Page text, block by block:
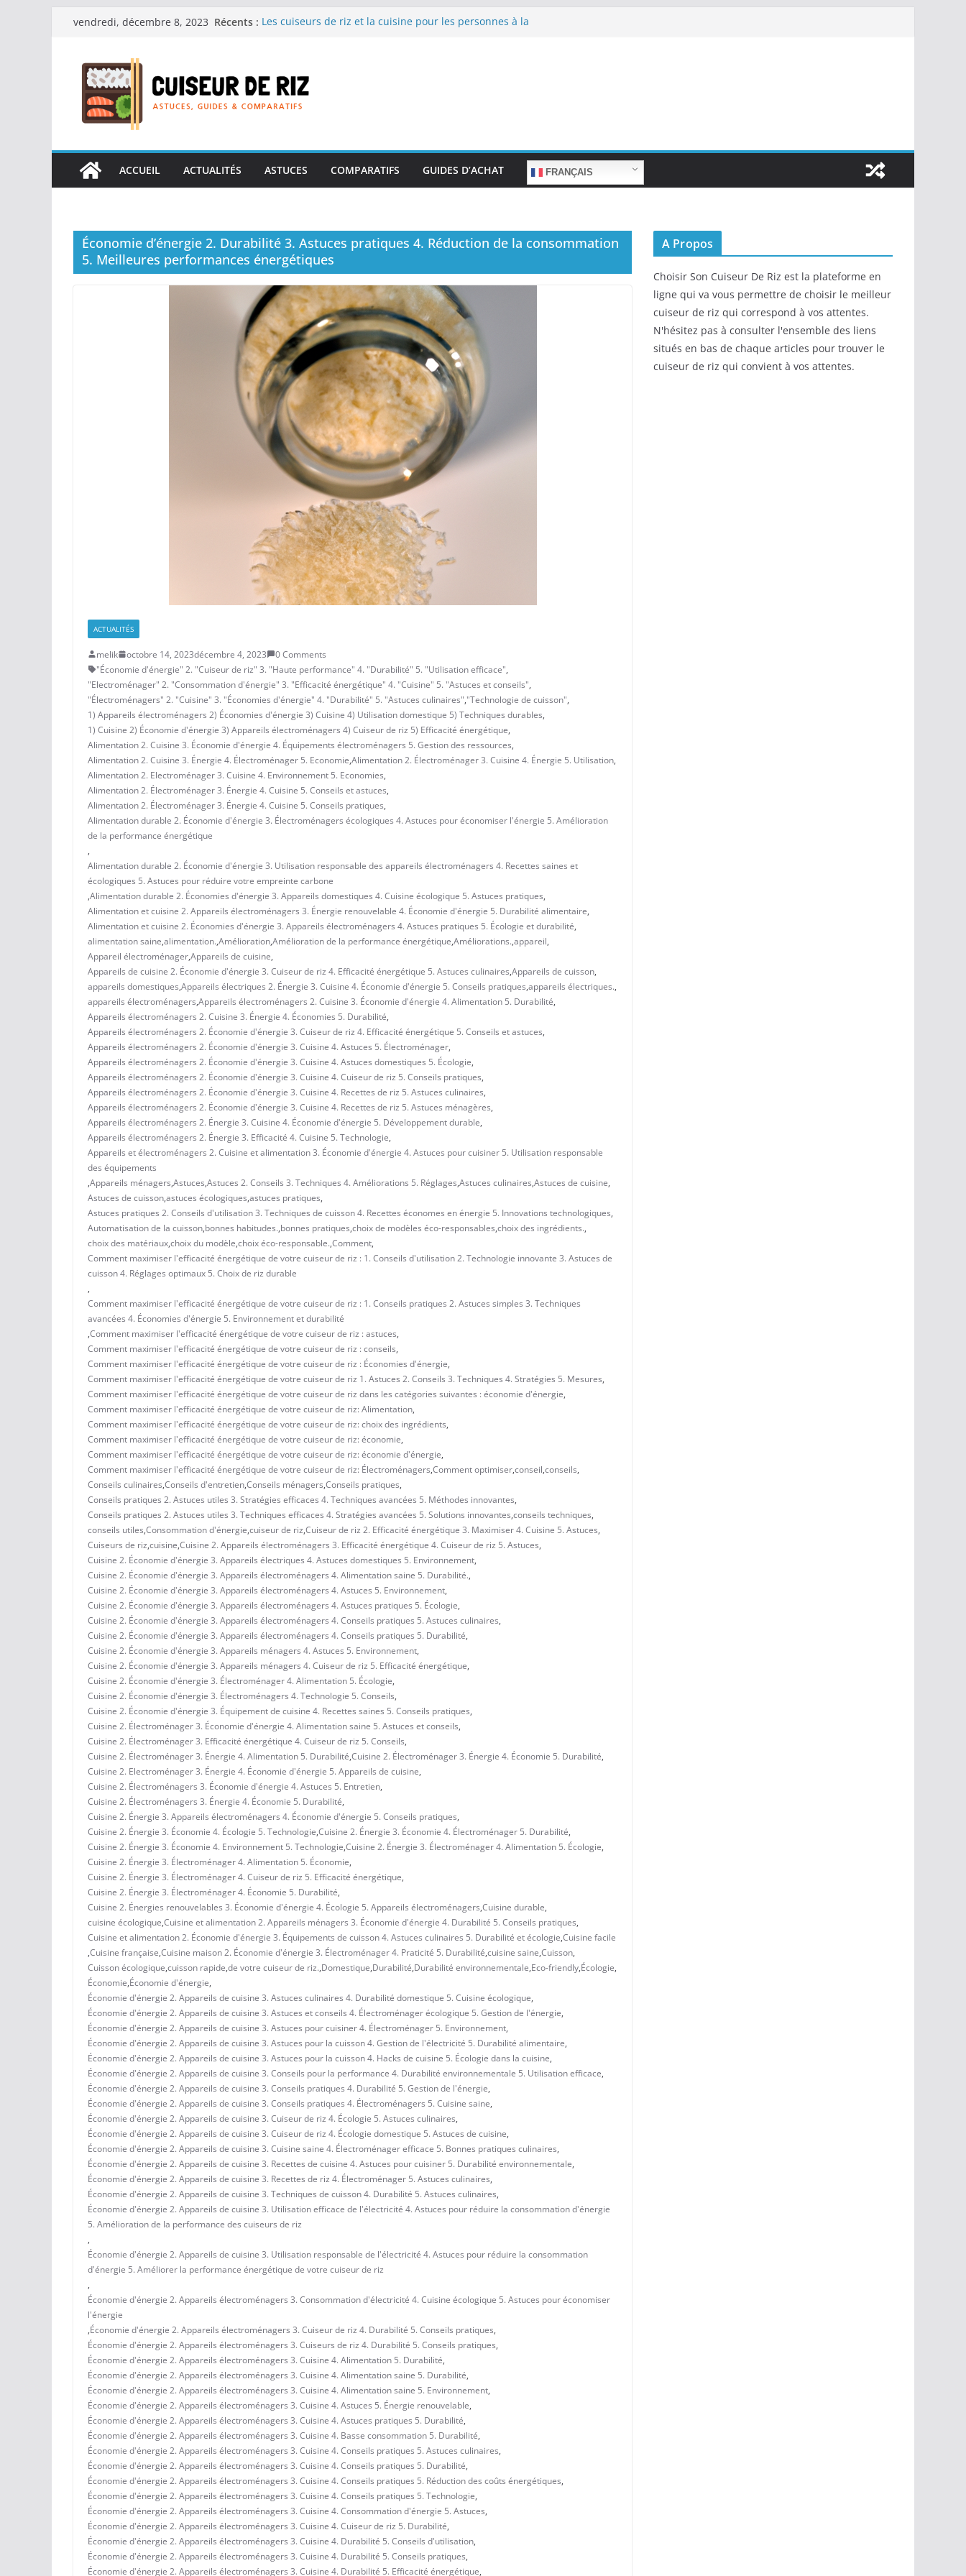
Passervendredi, décembre 8, 2023 Récents : Les cuiseurs de riz et la cuisine pour les personnes à la
Les cuiseurs de riz pour les familles nombreuses : Cuisson
en grande quantité.
Les cuiseurs de riz et la préparation de plats pour les
réconfortants.
ACCUEIL
ACTUALITÉS ASTUCES COMPARATIFS GUIDES D’ACHAT FRANÇAIS
Économie d’énergie 2. Durabilité 3. Astuces pratiques 4. Réduction de la consommation
5. Meilleures performances énergétiques
ACTUALITÉS
melik octobre 14, 2023décembre 4, 2023
0 Comments
"Économie d'énergie" 2. "Cuiseur de riz" 3. "Haute performance" 4. "Durabilité" 5. "Utilisation efficace",
"Electroménager" 2. "Consommation d'énergie" 3. "Efficacité énergétique" 4. "Cuisine" 5. "Astuces et conseils",
"Électroménagers" 2. "Cuisine" 3. "Économies d'énergie" 4. "Durabilité" 5. "Astuces culinaires","Technologie de cuisson",
1) Appareils électroménagers 2) Économies d'énergie 3) Cuisine 4) Utilisation domestique 5) Techniques durables,
1) Cuisine 2) Économie d'énergie 3) Appareils électroménagers 4) Cuiseur de riz 5) Efficacité énergétique,
Alimentation 2. Cuisine 3. Économie d'énergie 4. Équipements électroménagers 5. Gestion des ressources,
Alimentation 2. Cuisine 3. Énergie 4. Électroménager 5. Economie,Alimentation 2. Électroménager 3. Cuisine 4. Énergie 5. Utilisation,
Alimentation 2. Electroménager 3. Cuisine 4. Environnement 5. Economies,
Alimentation 2. Électroménager 3. Énergie 4. Cuisine 5. Conseils et astuces,
Alimentation 2. Électroménager 3. Énergie 4. Cuisine 5. Conseils pratiques,
Alimentation durable 2. Économie d'énergie 3. Électroménagers écologiques 4. Astuces pour économiser l'énergie 5. Amélioration
de la performance énergétique
,
Alimentation durable 2. Économie d'énergie 3. Utilisation responsable des appareils électroménagers 4. Recettes saines et
écologiques 5. Astuces pour réduire votre empreinte carbone
,Alimentation durable 2. Économies d'énergie 3. Appareils domestiques 4. Cuisine écologique 5. Astuces pratiques,
Alimentation et cuisine 2. Appareils électroménagers 3. Énergie renouvelable 4. Économie d'énergie 5. Durabilité alimentaire,
Alimentation et cuisine 2. Économies d'énergie 3. Appareils électroménagers 4. Astuces pratiques 5. Écologie et durabilité,
alimentation saine,alimentation.,Amélioration,Amélioration de la performance énergétique,Améliorations.,appareil,
Appareil électroménager,Appareils de cuisine,
Appareils de cuisine 2. Économie d'énergie 3. Cuiseur de riz 4. Efficacité énergétique 5. Astuces culinaires,Appareils de cuisson,
appareils domestiques,Appareils électriques 2. Énergie 3. Cuisine 4. Économie d'énergie 5. Conseils pratiques,appareils électriques.,
appareils électroménagers,Appareils électroménagers 2. Cuisine 3. Économie d'énergie 4. Alimentation 5. Durabilité,
Appareils électroménagers 2. Cuisine 3. Énergie 4. Économies 5. Durabilité,
Appareils électroménagers 2. Économie d'énergie 3. Cuiseur de riz 4. Efficacité énergétique 5. Conseils et astuces,
Appareils électroménagers 2. Économie d'énergie 3. Cuisine 4. Astuces 5. Électroménager,
Appareils électroménagers 2. Économie d'énergie 3. Cuisine 4. Astuces domestiques 5. Écologie,
Appareils électroménagers 2. Économie d'énergie 3. Cuisine 4. Cuiseur de riz 5. Conseils pratiques,
Appareils électroménagers 2. Économie d'énergie 3. Cuisine 4. Recettes de riz 5. Astuces culinaires,
Appareils électroménagers 2. Économie d'énergie 3. Cuisine 4. Recettes de riz 5. Astuces ménagères,
Appareils électroménagers 2. Énergie 3. Cuisine 4. Économie d'énergie 5. Développement durable,
Appareils électroménagers 2. Énergie 3. Efficacité 4. Cuisine 5. Technologie,
Appareils et électroménagers 2. Cuisine et alimentation 3. Économie d'énergie 4. Astuces pour cuisiner 5. Utilisation responsable
des équipements
,Appareils ménagers,Astuces,Astuces 2. Conseils 3. Techniques 4. Améliorations 5. Réglages,Astuces culinaires,Astuces de cuisine,
Astuces de cuisson,astuces écologiques,astuces pratiques,
Astuces pratiques 2. Conseils d'utilisation 3. Techniques de cuisson 4. Recettes économes en énergie 5. Innovations technologiques,
Automatisation de la cuisson,bonnes habitudes.,bonnes pratiques,choix de modèles éco-responsables,choix des ingrédients.,
choix des matériaux,choix du modèle,choix éco-responsable.,Comment,
Comment maximiser l'efficacité énergétique de votre cuiseur de riz : 1. Conseils d'utilisation 2. Technologie innovante 3. Astuces de
cuisson 4. Réglages optimaux 5. Choix de riz durable
,
Comment maximiser l'efficacité énergétique de votre cuiseur de riz : 1. Conseils pratiques 2. Astuces simples 3. Techniques
avancées 4. Économies d'énergie 5. Environnement et durabilité
,Comment maximiser l'efficacité énergétique de votre cuiseur de riz : astuces,
Comment maximiser l'efficacité énergétique de votre cuiseur de riz : conseils,
Comment maximiser l'efficacité énergétique de votre cuiseur de riz : Économies d'énergie,
Comment maximiser l'efficacité énergétique de votre cuiseur de riz 1. Astuces 2. Conseils 3. Techniques 4. Stratégies 5. Mesures,
Comment maximiser l'efficacité énergétique de votre cuiseur de riz dans les catégories suivantes : économie d'énergie,
Comment maximiser l'efficacité énergétique de votre cuiseur de riz: Alimentation,
Comment maximiser l'efficacité énergétique de votre cuiseur de riz: choix des ingrédients,
Comment maximiser l'efficacité énergétique de votre cuiseur de riz: économie,
Comment maximiser l'efficacité énergétique de votre cuiseur de riz: économie d'énergie,
Comment maximiser l'efficacité énergétique de votre cuiseur de riz: Électroménagers,Comment optimiser,conseil,conseils,
Conseils culinaires,Conseils d'entretien,Conseils ménagers,Conseils pratiques,
Conseils pratiques 2. Astuces utiles 3. Stratégies efficaces 4. Techniques avancées 5. Méthodes innovantes,
Conseils pratiques 2. Astuces utiles 3. Techniques efficaces 4. Stratégies avancées 5. Solutions innovantes,conseils techniques,
conseils utiles,Consommation d'énergie,cuiseur de riz,Cuiseur de riz 2. Efficacité énergétique 3. Maximiser 4. Cuisine 5. Astuces,
Cuiseurs de riz,cuisine,Cuisine 2. Appareils électroménagers 3. Efficacité énergétique 4. Cuiseur de riz 5. Astuces,
Cuisine 2. Économie d'énergie 3. Appareils électriques 4. Astuces domestiques 5. Environnement,
Cuisine 2. Économie d'énergie 3. Appareils électroménagers 4. Alimentation saine 5. Durabilité.,
Cuisine 2. Économie d'énergie 3. Appareils électroménagers 4. Astuces 5. Environnement,
Cuisine 2. Économie d'énergie 3. Appareils électroménagers 4. Astuces pratiques 5. Écologie,
Cuisine 2. Économie d'énergie 3. Appareils électroménagers 4. Conseils pratiques 5. Astuces culinaires,
Cuisine 2. Économie d'énergie 3. Appareils électroménagers 4. Conseils pratiques 5. Durabilité,
Cuisine 2. Économie d'énergie 3. Appareils ménagers 4. Astuces 5. Environnement,
Cuisine 2. Économie d'énergie 3. Appareils ménagers 4. Cuiseur de riz 5. Efficacité énergétique,
Cuisine 2. Économie d'énergie 3. Électroménager 4. Alimentation 5. Écologie,
Cuisine 2. Économie d'énergie 3. Électroménagers 4. Technologie 5. Conseils,
Cuisine 2. Économie d'énergie 3. Équipement de cuisine 4. Recettes saines 5. Conseils pratiques,
Cuisine 2. Électroménager 3. Économie d'énergie 4. Alimentation saine 5. Astuces et conseils,
Cuisine 2. Électroménager 3. Efficacité énergétique 4. Cuiseur de riz 5. Conseils,
Cuisine 2. Électroménager 3. Énergie 4. Alimentation 5. Durabilité,Cuisine 2. Électroménager 3. Énergie 4. Économie 5. Durabilité,
Cuisine 2. Electroménager 3. Énergie 4. Économie d'énergie 5. Appareils de cuisine,
Cuisine 2. Électroménagers 3. Économie d'énergie 4. Astuces 5. Entretien,
Cuisine 2. Électroménagers 3. Énergie 4. Économie 5. Durabilité,
Cuisine 2. Énergie 3. Appareils électroménagers 4. Économie d'énergie 5. Conseils pratiques,
Cuisine 2. Énergie 3. Économie 4. Écologie 5. Technologie,Cuisine 2. Énergie 3. Économie 4. Électroménager 5. Durabilité,
Cuisine 2. Énergie 3. Économie 4. Environnement 5. Technologie,Cuisine 2. Énergie 3. Électroménager 4. Alimentation 5. Écologie,
Cuisine 2. Énergie 3. Électroménager 4. Alimentation 5. Économie,
Cuisine 2. Énergie 3. Électroménager 4. Cuiseur de riz 5. Efficacité énergétique,
Cuisine 2. Énergie 3. Électroménager 4. Économie 5. Durabilité,
Cuisine 2. Énergies renouvelables 3. Économie d'énergie 4. Écologie 5. Appareils électroménagers,Cuisine durable,
cuisine écologique,Cuisine et alimentation 2. Appareils ménagers 3. Économie d'énergie 4. Durabilité 5. Conseils pratiques,
Cuisine et alimentation 2. Économie d'énergie 3. Équipements de cuisson 4. Astuces culinaires 5. Durabilité et écologie,Cuisine facile
,Cuisine française,Cuisine maison 2. Économie d'énergie 3. Électroménager 4. Praticité 5. Durabilité,cuisine saine,Cuisson,
Cuisson écologique,cuisson rapide,de votre cuiseur de riz.,Domestique,Durabilité,Durabilité environnementale,Eco-friendly,Écologie,
Économie,Économie d'énergie,
Économie d'énergie 2. Appareils de cuisine 3. Astuces culinaires 4. Durabilité domestique 5. Cuisine écologique,
Économie d'énergie 2. Appareils de cuisine 3. Astuces et conseils 4. Électroménager écologique 5. Gestion de l'énergie,
Économie d'énergie 2. Appareils de cuisine 3. Astuces pour cuisiner 4. Électroménager 5. Environnement,
Économie d'énergie 2. Appareils de cuisine 3. Astuces pour la cuisson 4. Gestion de l'électricité 5. Durabilité alimentaire,
Économie d'énergie 2. Appareils de cuisine 3. Astuces pour la cuisson 4. Hacks de cuisine 5. Écologie dans la cuisine,
Économie d'énergie 2. Appareils de cuisine 3. Conseils pour la performance 4. Durabilité environnementale 5. Utilisation efficace,
Économie d'énergie 2. Appareils de cuisine 3. Conseils pratiques 4. Durabilité 5. Gestion de l'énergie,
Économie d'énergie 2. Appareils de cuisine 3. Conseils pratiques 4. Électroménagers 5. Cuisine saine,
Économie d'énergie 2. Appareils de cuisine 3. Cuiseur de riz 4. Écologie 5. Astuces culinaires,
Économie d'énergie 2. Appareils de cuisine 3. Cuiseur de riz 4. Écologie domestique 5. Astuces de cuisine,
Économie d'énergie 2. Appareils de cuisine 3. Cuisine saine 4. Électroménager efficace 5. Bonnes pratiques culinaires,
Économie d'énergie 2. Appareils de cuisine 3. Recettes de cuisine 4. Astuces pour cuisiner 5. Durabilité environnementale,
Économie d'énergie 2. Appareils de cuisine 3. Recettes de riz 4. Électroménager 5. Astuces culinaires,
Économie d'énergie 2. Appareils de cuisine 3. Techniques de cuisson 4. Durabilité 5. Astuces culinaires,
Économie d'énergie 2. Appareils de cuisine 3. Utilisation efficace de l'électricité 4. Astuces pour réduire la consommation d'énergie
5. Amélioration de la performance des cuiseurs de riz
,
Économie d'énergie 2. Appareils de cuisine 3. Utilisation responsable de l'électricité 4. Astuces pour réduire la consommation
d'énergie 5. Améliorer la performance énergétique de votre cuiseur de riz
,
Économie d'énergie 2. Appareils électroménagers 3. Consommation d'électricité 4. Cuisine écologique 5. Astuces pour économiser
l'énergie
,Économie d'énergie 2. Appareils électroménagers 3. Cuiseur de riz 4. Durabilité 5. Conseils pratiques,
Économie d'énergie 2. Appareils électroménagers 3. Cuiseurs de riz 4. Durabilité 5. Conseils pratiques,
Économie d'énergie 2. Appareils électroménagers 3. Cuisine 4. Alimentation 5. Durabilité,
Économie d'énergie 2. Appareils électroménagers 3. Cuisine 4. Alimentation saine 5. Durabilité,
Économie d'énergie 2. Appareils électroménagers 3. Cuisine 4. Alimentation saine 5. Environnement,
Économie d'énergie 2. Appareils électroménagers 3. Cuisine 4. Astuces 5. Énergie renouvelable,
Économie d'énergie 2. Appareils électroménagers 3. Cuisine 4. Astuces pratiques 5. Durabilité,
Économie d'énergie 2. Appareils électroménagers 3. Cuisine 4. Basse consommation 5. Durabilité,
Économie d'énergie 2. Appareils électroménagers 3. Cuisine 4. Conseils pratiques 5. Astuces culinaires,
Économie d'énergie 2. Appareils électroménagers 3. Cuisine 4. Conseils pratiques 5. Durabilité,
Économie d'énergie 2. Appareils électroménagers 3. Cuisine 4. Conseils pratiques 5. Réduction des coûts énergétiques,
Économie d'énergie 2. Appareils électroménagers 3. Cuisine 4. Conseils pratiques 5. Technologie,
Économie d'énergie 2. Appareils électroménagers 3. Cuisine 4. Consommation d'énergie 5. Astuces,
Économie d'énergie 2. Appareils électroménagers 3. Cuisine 4. Cuiseur de riz 5. Durabilité,
Économie d'énergie 2. Appareils électroménagers 3. Cuisine 4. Durabilité 5. Conseils d'utilisation,
Économie d'énergie 2. Appareils électroménagers 3. Cuisine 4. Durabilité 5. Conseils pratiques,
Économie d'énergie 2. Appareils électroménagers 3. Cuisine 4. Durabilité 5. Efficacité énergétique,
A Propos
Choisir Son Cuiseur De Riz est la plateforme en
ligne qui va vous permettre de choisir le meilleur
cuiseur de riz qui correspond à vos attentes.
N'hésitez pas à consulter l'ensemble des liens
situés en bas de chaque articles pour trouver le
cuiseur de riz qui convient à vos attentes.